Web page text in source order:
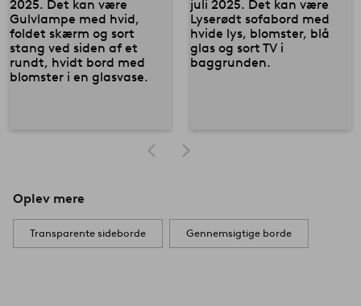
Oplev mere
Transparente sideborde Gennemsigtige borde